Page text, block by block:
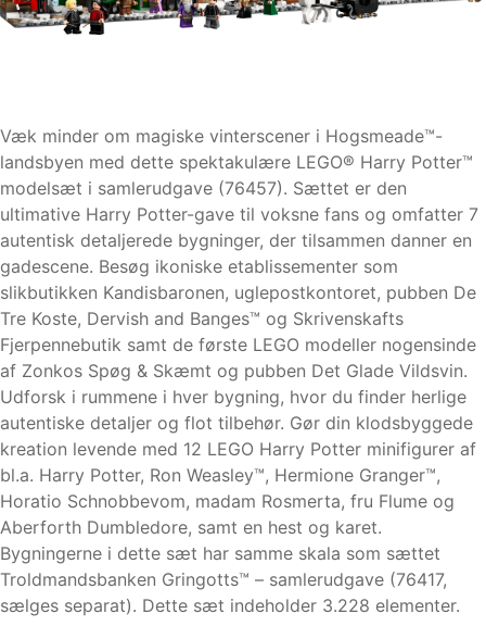
Væk minder om magiske vinterscener i Hogsmeade™-
landsbyen med dette spektakulære LEGO® Harry Potter™
modelsæt i samlerudgave (76457). Sættet er den
ultimative Harry Potter-gave til voksne fans og omfatter 7
autentisk detaljerede bygninger, der tilsammen danner en
gadescene. Besøg ikoniske etablissementer som
slikbutikken Kandisbaronen, uglepostkontoret, pubben De
Tre Koste, Dervish and Banges™ og Skrivenskafts
Fjerpennebutik samt de første LEGO modeller nogensinde
af Zonkos Spøg & Skæmt og pubben Det Glade Vildsvin.
Udforsk i rummene i hver bygning, hvor du finder herlige
autentiske detaljer og flot tilbehør. Gør din klodsbyggede
kreation levende med 12 LEGO Harry Potter minifigurer af
bl.a. Harry Potter, Ron Weasley™, Hermione Granger™,
Horatio Schnobbevom, madam Rosmerta, fru Flume og
Aberforth Dumbledore, samt en hest og karet.
Bygningerne i dette sæt har samme skala som sættet
Troldmandsbanken Gringotts™ – samlerudgave (76417,
sælges separat). Dette sæt indeholder 3.228 elementer.